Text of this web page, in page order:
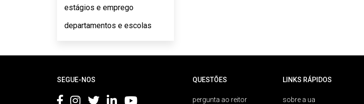
estágios e emprego
departamentos e escolas
SEGUE-NOS QUESTÕES
pergunta ao reitor
LINKS RÁPIDOS
sobre a ua